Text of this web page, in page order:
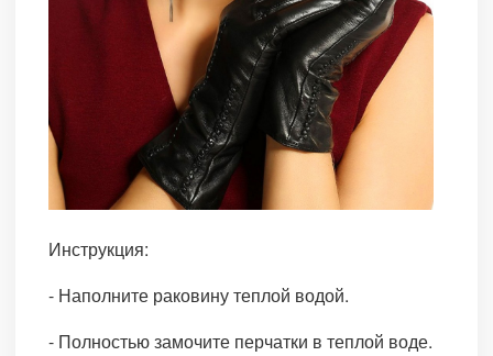
Инструкция:
- Наполните раковину теплой водой.
- Полностью замочите перчатки в теплой воде.